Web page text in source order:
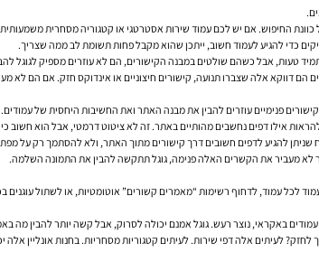
החיפוש. אם יש לכם עמוד שירות אסטרטגי או קטגוריה מסחרית
כדי להגיע לעמוד חשוב, ייתכן שהוא מקבל פחות תשומת לב ממה שצריך.
תמיד טעות, אבל כשהם שולטים במבנה הקישורים, הם לא עוזרים מספיק לגוגל
דווקא אלה שצברו תנועה, קישורים חיצוניים או אינדוקס חזק. אם הם לא
פנימיים עוזרים להבין את מבנה האתר ואת החשיבות היחסית של עמודים.
לכל עמוד, לדחוף רשימות “מאמרים קשורים” אוטומטיות, או לשתול עוגנים
באקראי, נוצר רעש. גוגל אמנם יכולה לסרוק, אבל קשה יותר להבין מה
לעיתים אלה דפי שירות. לעיתים קטגוריות מסחריות. בחנות אונליין אלה